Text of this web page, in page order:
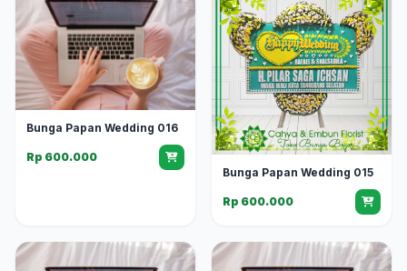
Bunga Papan Wedding 016
Rp 600.000
Bunga Papan Wedding 015
Rp 600.000